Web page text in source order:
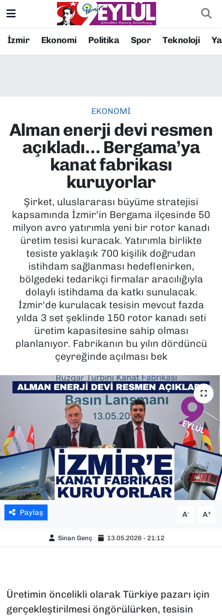
İzmir Ekonomi Politika Spor Teknoloji
EKONOMİ
Alman enerji devi resmen
açıkladı… Bergama’ya
kanat fabrikası
kuruyorlar
Şirket, uluslararası büyüme stratejisi
kapsamında İzmir'in Bergama ilçesinde 50
milyon avro yatırımla yeni bir rotor kanadı
üretim tesisi kuracak. Yatırımla birlikte
tesiste yaklaşık 700 kişilik doğrudan
istihdam sağlanması hedeflenirken,
bölgedeki tedarikçi firmalar aracılığıyla
dolaylı istihdama da katkı sunulacak.
İzmir'de kurulacak tesisin mevcut fazda
yılda 3 set şeklinde 150 rotor kanadı seti
üretim kapasitesine sahip olması
planlanıyor. Fabrikanın bu yılın dördüncü
çeyreğinde açılması bek
Paylaş A- A+
Sinan Genç 13.05.2026 - 21:12
Üretimin öncelikli olarak Türkiye pazarı için
gerçekleştirilmesi öngörülürken, tesisin
Resmi İlanlar
EKONOMİ
KÜLTÜR SANAT
MAGAZİN
POLİTİKA
SAĞLIK
SPOR
TEKNOLOJİ
YAŞAM
YEREL YÖNETİMLER
Konak Nöbetçi Eczaneler
Süper Lig Puan Durumu ve Fikstür
Tüm Manşetler
Son Dakika Haberleri
Haber Arşivi